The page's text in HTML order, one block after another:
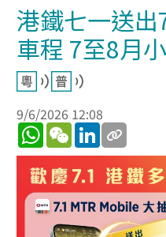
港鐵七一送
車程 7至8月
9/6/2026 12:08
WhatsApp
WeChatLinkedIn